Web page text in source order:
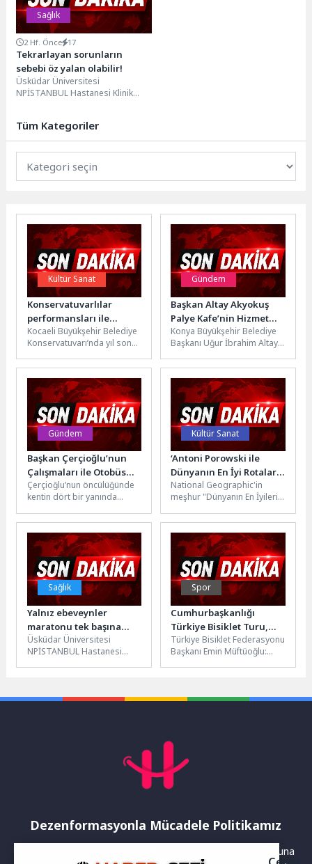
Sağlık
2 Hf. Önce 17
Tekrarlayan sorunların
sebebi öz yalan olabilir!
Üsküdar Üniversitesi
NPİSTANBUL Hastanesi Klinik
olmadan gerçekleri...
Tüm Kategoriler
Kültür Sanat
Konservatuvarlılar
performansları ile
gururlandırdı
Kocaeli Büyükşehir Belediye
Konservatuvarı’nda yıl sonu
İlk gösteriyi Klarnet Bölümü
gerçekleştirirken, bir...
Gündem
Başkan Altay Akyokuş
Palye Kafe’nin Hizmet
Vermeye Başladığını
Açıkladı
Konya Büyükşehir Belediye
Başkanı Uğur İbrahim Altay,
düzenlemeleri kapsamında
tamamladıkları Palye
Kafe’nin...
Gündem
Başkan Çerçioğlu’nun
Çalışmaları ile Otobüs
Terminalleri Pırıl Pırıl
Oluyor
Çerçioğlu’nun öncülüğünde
kentin dört bir yanında
devam ediyor.Aydın
Büyükşehir Belediyesi, Aydın
Şehirler...
Kültür Sanat
‘Antoni Porowski ile
Dünyanın En İyi Rotaları’
9 Haziran Salı 20.00’de
İki Bölüm Art Arda
National Geographic
National Geographic'in
meşhur "Dünyanın En İyileri"
kendi özel listesini
oluşturmak üzere valiziyle...
Sağlık
Yalnız ebeveynler
maratonu tek başına
koşuyor!
Üsküdar Üniversitesi
NPİSTANBUL Hastanesi
Spor
Cumhurbaşkanlığı
Türkiye Bisiklet Turu,
bisiklet ekonomisinin
yükselen merkezi
Türkiye Bisiklet Federasyonu
Başkanı Emin Müftüoğlu:
Dezenformasyonla Mücadele Politikamız
Yayınlanan haberler doğruluk ilkesi gözetilerek hazırlanır. Buna